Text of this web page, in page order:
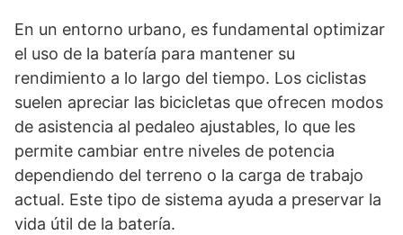
En un entorno urbano, es fundamental optimizar
el uso de la batería para mantener su
rendimiento a lo largo del tiempo. Los ciclistas
suelen apreciar las bicicletas que ofrecen modos
de asistencia al pedaleo ajustables, lo que les
permite cambiar entre niveles de potencia
dependiendo del terreno o la carga de trabajo
actual. Este tipo de sistema ayuda a preservar la
vida útil de la batería.